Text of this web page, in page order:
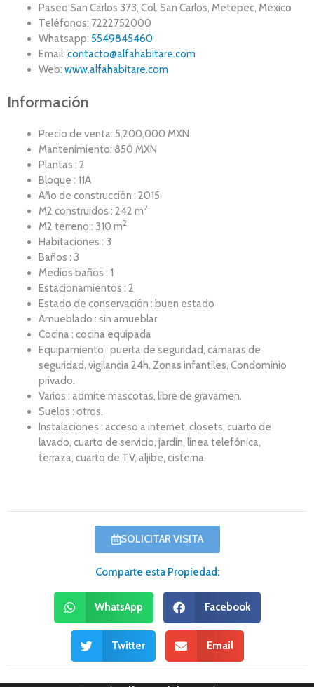
Paseo San Carlos 373, Col. San Carlos, Metepec, México
Teléfonos: 7222752000
Whatsapp: 5549845460
Email: contacto@alfahabitare.com
Web: www.alfahabitare.com
Información
Precio de venta: 5,200,000 MXN
Mantenimiento: 850 MXN
Plantas : 2
Bloque : 11A
Año de construcción : 2015
M2 construidos : 242 m2
M2 terreno : 310 m2
Habitaciones : 3
Baños : 3
Medios baños : 1
Estacionamientos : 2
Estado de conservación : buen estado
Amueblado : sin amueblar
Cocina : cocina equipada
Equipamiento : puerta de seguridad, cámaras de
seguridad, vigilancia 24h, Zonas infantiles, Condominio
privado.
Varios : admite mascotas, libre de gravamen.
Suelos : otros.
Instalaciones : acceso a internet, closets, cuarto de
lavado, cuarto de servicio, jardín, línea telefónica,
terraza, cuarto de TV, aljibe, cisterna.
SOLICITAR VISITA
Comparte esta Propiedad:
WhatsApp Facebook
Twitter Email